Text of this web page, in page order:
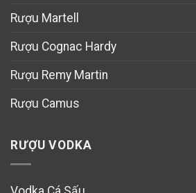
Rượu Martell
Rượu Cognac Hardy
Rượu Remy Martin
Rượu Camus
RƯỢU VODKA